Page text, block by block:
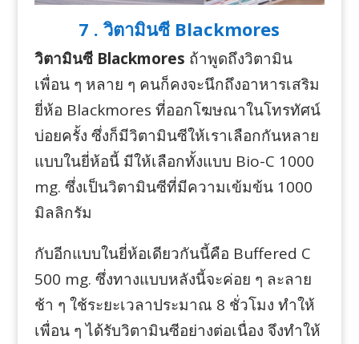
7 . วิตามินซี Blackmores
วิตามินซี Blackmores ถ้าพูดถึงวิตามิน
เพื่อน ๆ หลาย ๆ คนก็คงจะนึกถึงอาหารเสริม
ยี่ห้อ Blackmores ที่ออกโฆษณาในโทรทัศน์
บ่อยครั้ง ซึ่งก็มีวิตามินซีให้เราเลือกกันหลาย
แบบในยี่ห้อนี้ มีให้เลือกทั้งแบบ Bio-C 1000
mg. ซึ่งเป็นวิตามินซีที่มีความเข้มข้น 1000
มิลลิกรัม
กับอีกแบบในยี่ห้อเดียวกันนี้คือ Buffered C
500 mg. ซึ่งทางแบบหลังนี้จะค่อย ๆ ละลาย
ช้า ๆ ใช้ระยะเวลาประมาณ 8 ชั่วโมง ทำให้
เพื่อน ๆ ได้รับวิตามินซีอย่างต่อเนื่อง จึงทำให้